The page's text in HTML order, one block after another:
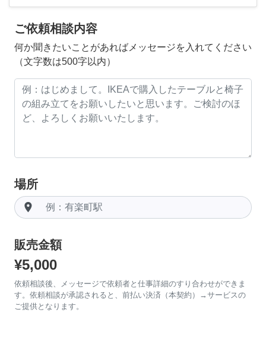
ご依頼相談内容
何か聞きたいことがあればメッセージを入れてください
（文字数は500字以内）
場所
room
販売金額
¥5,000
依頼相談後、メッセージで依頼者と仕事詳細のすり合わせができま
す。依頼相談が承認されると、前払い決済（本契約）→サービスの
ご提供となります。